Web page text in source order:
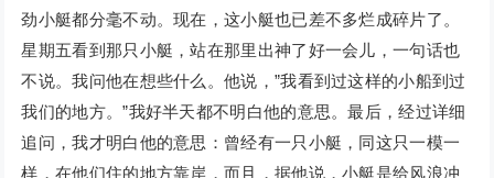
劲小艇都分毫不动。现在，这小艇也已差不多烂成碎片了。
星期五看到那只小艇，站在那里出神了好一会儿，一句话也
不说。我问他在想些什么。他说，”我看到过这样的小船到过
我们的地方。”我好半天都不明白他的意思。最后，经过详细
追问，我才明白他的意思：曾经有一只小艇，同这只一模一
样，在他们住的地方靠岸，而且，据他说，小艇是给风浪冲